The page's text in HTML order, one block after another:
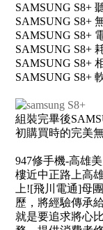
SAMSUNG S8+
SAMSUNG S8+
SAMSUNG S8+
SAMSUNG S8+
SAMSUNG S8+
SAMSUNG S8+
組裝完畢後
初購買時的完美
947修手機-高雄
樓近中正路上高
上![飛川電通]母
歷，將經驗傳承
就是要追求將心